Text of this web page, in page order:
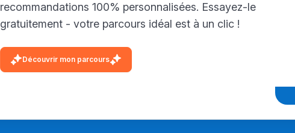
recommandations 100% personnalisées. Essayez-le
gratuitement - votre parcours idéal est à un clic !
Découvrir mon parcours